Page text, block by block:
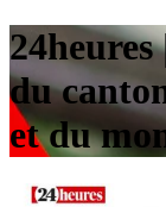
du
et du